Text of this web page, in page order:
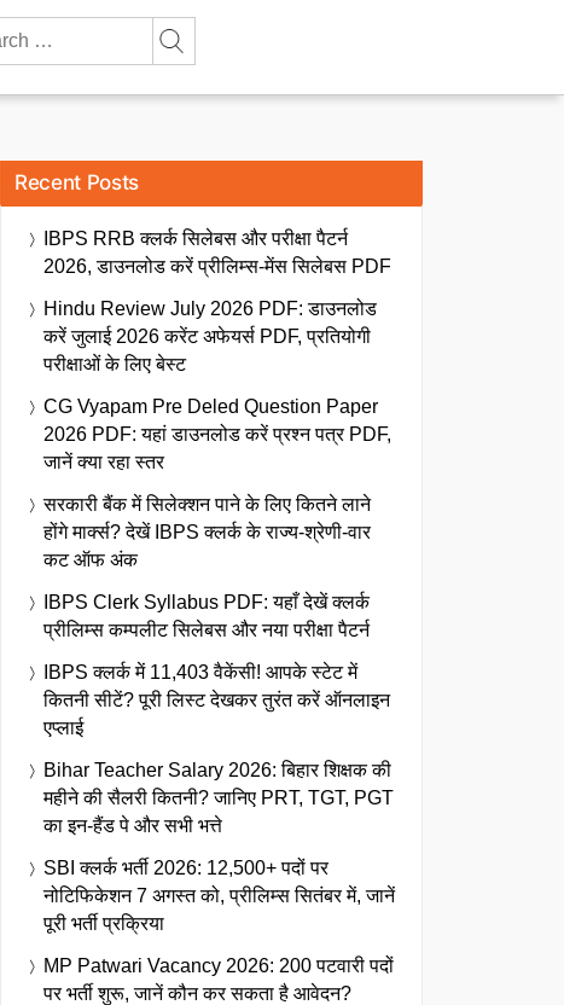
Recent Posts
IBPS RRB क्लर्क सिलेबस और परीक्षा पैटर्न
2026, डाउनलोड करें प्रीलिम्स-मेंस सिलेबस PDF
Hindu Review July 2026 PDF: डाउनलोड
करें जुलाई 2026 करेंट अफेयर्स PDF, प्रतियोगी
परीक्षाओं के लिए बेस्ट
CG Vyapam Pre Deled Question Paper
2026 PDF: यहां डाउनलोड करें प्रश्न पत्र PDF,
जानें क्या रहा स्तर
सरकारी बैंक में सिलेक्शन पाने के लिए कितने लाने
होंगे मार्क्स? देखें IBPS क्लर्क के राज्य-श्रेणी-वार
कट ऑफ अंक
IBPS Clerk Syllabus PDF: यहाँ देखें क्लर्क
प्रीलिम्स कम्पलीट सिलेबस और नया परीक्षा पैटर्न
IBPS क्लर्क में 11,403 वैकेंसी! आपके स्टेट में
कितनी सीटें? पूरी लिस्ट देखकर तुरंत करें ऑनलाइन
एप्लाई
Bihar Teacher Salary 2026: बिहार शिक्षक की
महीने की सैलरी कितनी? जानिए PRT, TGT, PGT
का इन-हैंड पे और सभी भत्ते
SBI क्लर्क भर्ती 2026: 12,500+ पदों पर
नोटिफिकेशन 7 अगस्त को, प्रीलिम्स सितंबर में, जानें
पूरी भर्ती प्रक्रिया
MP Patwari Vacancy 2026: 200 पटवारी पदों
पर भर्ती शुरू, जानें कौन कर सकता है आवेदन?